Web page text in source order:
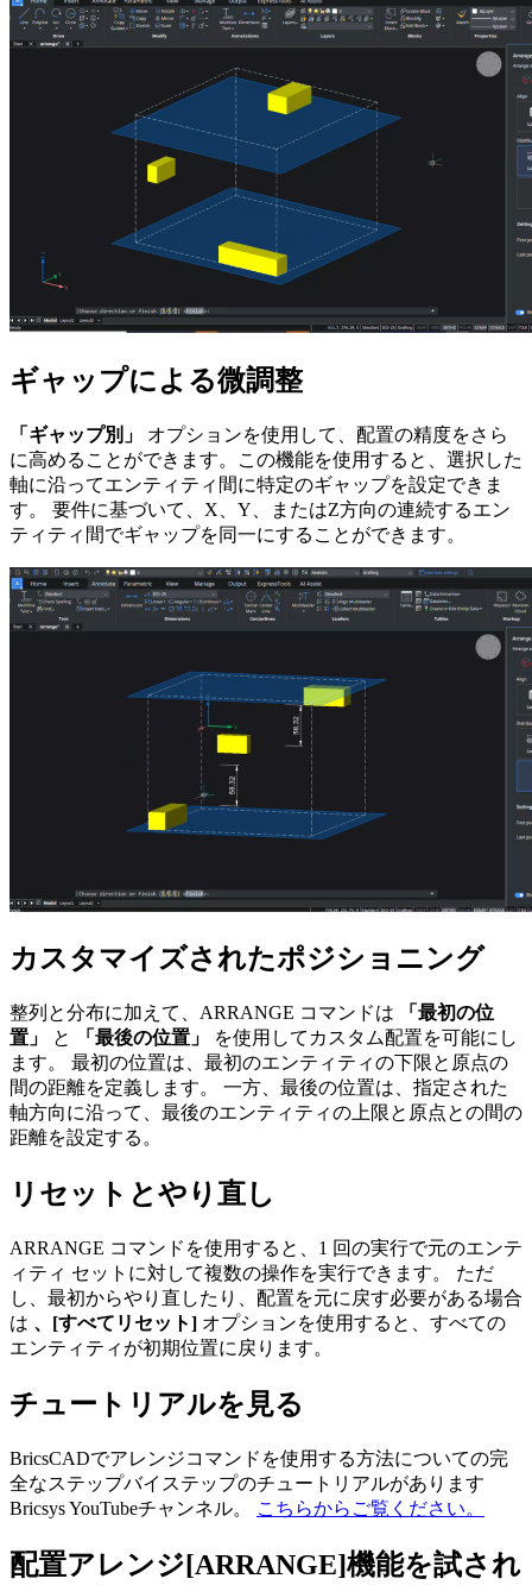
ギャップによる微調整
「ギャップ別」
オプションを使用して、配置の精度をさら
に高めることができます。この機能を使用すると、選択した
軸に沿ってエンティティ間に特定のギャップを設定できま
す。 要件に基づいて、X、Y、またはZ方向の連続するエン
ティティ間でギャップを同一にすることができます。
カスタマイズされたポジショニング
整列と分布に加えて、ARRANGE コマンドは
「最初の位
置」
と 「最後の位置」
を使用してカスタム配置を可能にし
ます。 最初の位置は、最初のエンティティの下限と原点の
間の距離を定義します。 一方、最後の位置は、指定された
軸方向に沿って、最後のエンティティの上限と原点との間の
距離を設定する。
リセットとやり直し
ARRANGE コマンドを使用すると、1 回の実行で元のエンテ
ィティ セットに対して複数の操作を実行できます。 ただ
し、最初からやり直したり、配置を元に戻す必要がある場合
は 、[すべてリセット] オプションを使用すると、すべての
エンティティが初期位置に戻ります。
チュートリアルを見る
BricsCADでアレンジコマンドを使用する方法についての完
全なステップバイステップのチュートリアルがあります
Bricsys YouTubeチャンネル。
こちらからご覧ください。
配置アレンジ[ARRANGE]機能を試され